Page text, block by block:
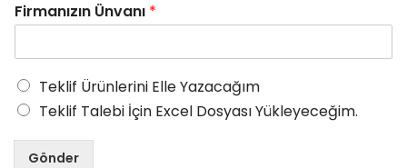
Firmanızın Ünvanı *
Teklif Ürünlerini Elle Yazacağım
Teklif Talebi İçin Excel Dosyası Yükleyeceğim.
Gönder